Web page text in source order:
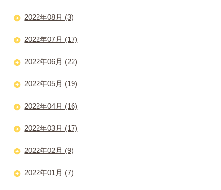
2022年08月 (3)
2022年07月 (17)
2022年06月 (22)
2022年05月 (19)
2022年04月 (16)
2022年03月 (17)
2022年02月 (9)
2022年01月 (7)